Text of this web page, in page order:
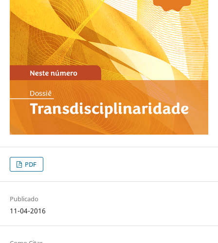
PDF
Publicado
11-04-2016